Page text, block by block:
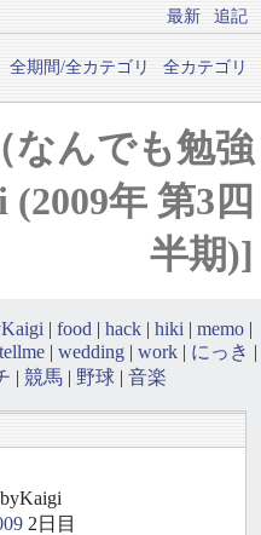
最新 追記
全期間/全カテゴリ 全カテゴリ
なんでも勉強
年 第3四
半期)]
| food | hack | hiki | memo |
tellme | wedding | work | にっき |
| 競馬 | 野球 | 音楽
2日目